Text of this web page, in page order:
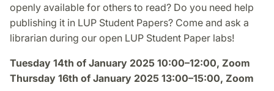
openly available for others to read? Do you need help
publishing it in LUP Student Papers? Come and ask a
librarian during our open LUP Student Paper labs!
Tuesday 14th of January 2025 10:00–12:00, Zoom
Thursday 16th of January 2025 13:00–15:00, Zoom